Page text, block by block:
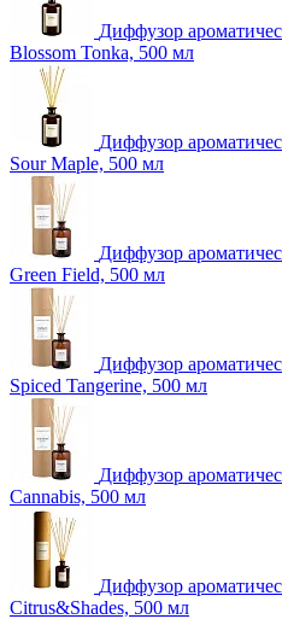
Диффузор
Blossom Tonka, 500 мл
Диффузор
Sour Maple, 500 мл
Диффузор
Green Field, 500 мл
Диффузор
Spiced Tangerine, 500 мл
Диффузор
Cannabis, 500 мл
Диффузор
Citrus&Shades, 500 мл